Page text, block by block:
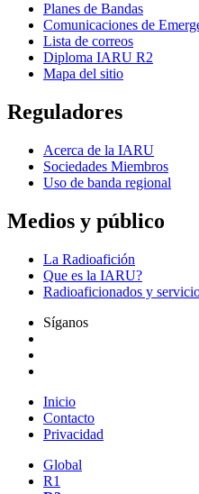
Planes de Bandas
Comunicaciones de
Lista de correos
Diploma IARU R2
Mapa del sitio
Reguladores
Acerca de la IARU
Sociedades Miembros
Uso de banda regional
Medios y público
La Radioafición
Que es la IARU?
Radioaficionados y
Síganos
Inicio
Contacto
Privacidad
Global
R1